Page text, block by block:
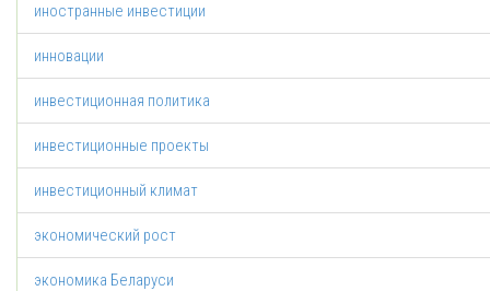
иностранные инвестиции
инновации
инвестиционная политика
инвестиционные проекты
инвестиционный климат
экономический рост
экономика Беларуси